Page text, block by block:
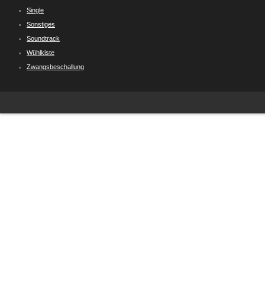
Single
Sonstiges
Soundtrack
Wühlkiste
Zwangsbeschallung